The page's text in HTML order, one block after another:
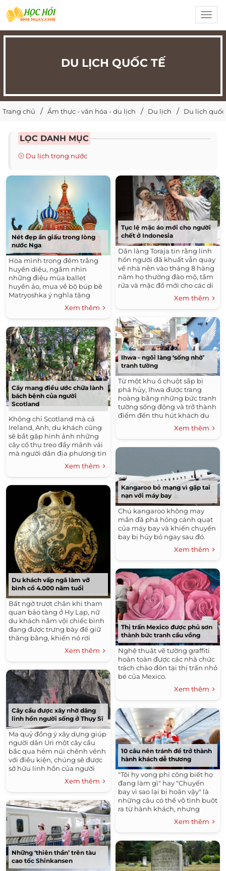
DU LỊCH QUỐC TẾ
Trang chủ Ẩm thực - văn hóa - du lịch Du lịch Du lịch
LỌC DANH MỤC
Du lịch trong nước
Nét đẹp ẩn giấu trong lòng
nước Nga
Hòa mình trong đêm trắng
huyền diệu, ngắm nhìn
những điệu múa ballet
huyền ảo, mua về bộ búp bê
Matryoshka ý nghĩa tặng
người thân... là trải nghiệm
thú vị khi đặt chân đến xứ sở
bạch dương.
Xem thêm
Cây mang điều ước chữa lành
bách bệnh của người
Scotland
Không chỉ Scotland mà cả
Ireland, Anh, du khách cũng
sẽ bắt gặp hình ảnh những
cây cổ thụ treo đầy mảnh vải
mà người dân địa phương tin
rằng sẽ đem lại may mắn,
giải thoát bệnh tật.
Xem thêm
Du khách vấp ngã làm vỡ
bình cổ 4.000 năm tuổi
Bất ngờ trượt chân khi tham
quan bảo tàng ở Hy Lạp, nữ
du khách nắm vội chiếc bình
đang được trưng bày để giữ
thăng bằng, khiến nó rơi
xuống vỡ thành nhiều mảnh.
Xem thêm
Cây cầu được xây nhờ dâng
linh hồn người sống ở Thụy Sĩ
Ma quỷ đồng ý xây dựng giúp
người dân Uri một cây cầu
bắc qua hẻm núi chênh vênh
với điều kiện, chúng sẽ được
sở hữu linh hồn của người
đầu tiên đi qua đó.Xem thêm
Những ‘thiên thần’ trên tàu
cao tốc Shinkansen
Tục lệ mặc áo mới cho người
chết ở Indonesia
Dân làng Toraja tin rằng linh
hồn người đã khuất vẫn quay
về nhà nên vào tháng 8 hàng
năm họ thường đào mộ, tắm
rửa và mặc đồ mới cho các di
cốt người thân trong nhà.
Xem thêm
Ihwa - ngôi làng ‘sống nhờ’
tranh tường
Từ một khu ổ chuột sắp bị
phá hủy, Ihwa được trang
hoàng bằng những bức tranh
tường sống động và trở thành
điểm đến thu hút khách du
Xem thêm
Kangaroo bỏ mạng vì gặp tai
nạn với máy bay
Chú kangaroo không may
mắn đã phá hỏng cánh quạt
của máy bay và khiến chuyến
bay bị hủy bỏ ngay sau đó.
Xem thêm
Thị trấn Mexico được phủ sơn
thành bức tranh cầu vồng
Nghệ thuật vẽ tường graffiti
hoàn toàn được các nhà chức
trách chào đón tại thị trấn nhỏ
bé của Mexico.
Xem thêm
10 câu nên tránh để trở thành
hành khách dễ thương
"Tôi hy vọng phi công biết họ
đang làm gì" hay "Chuyến
bay vì sao lại bị hoãn vậy" là
những câu có thể vô tình buột
ra từ hành khách, nhưng
khiến các tiếp viên rất khó xử.
Xem thêm